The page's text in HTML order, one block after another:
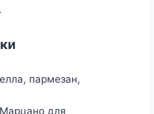
пармезан,
для